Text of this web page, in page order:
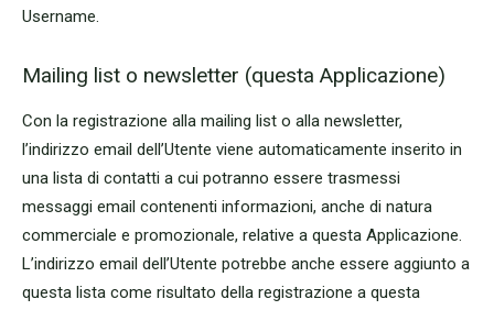
Username.
Mailing list o newsletter (questa Applicazione)
Con la registrazione alla mailing list o alla newsletter,
l’indirizzo email dell’Utente viene automaticamente inserito in
una lista di contatti a cui potranno essere trasmessi
messaggi email contenenti informazioni, anche di natura
commerciale e promozionale, relative a questa Applicazione.
L’indirizzo email dell’Utente potrebbe anche essere aggiunto a
questa lista come risultato della registrazione a questa